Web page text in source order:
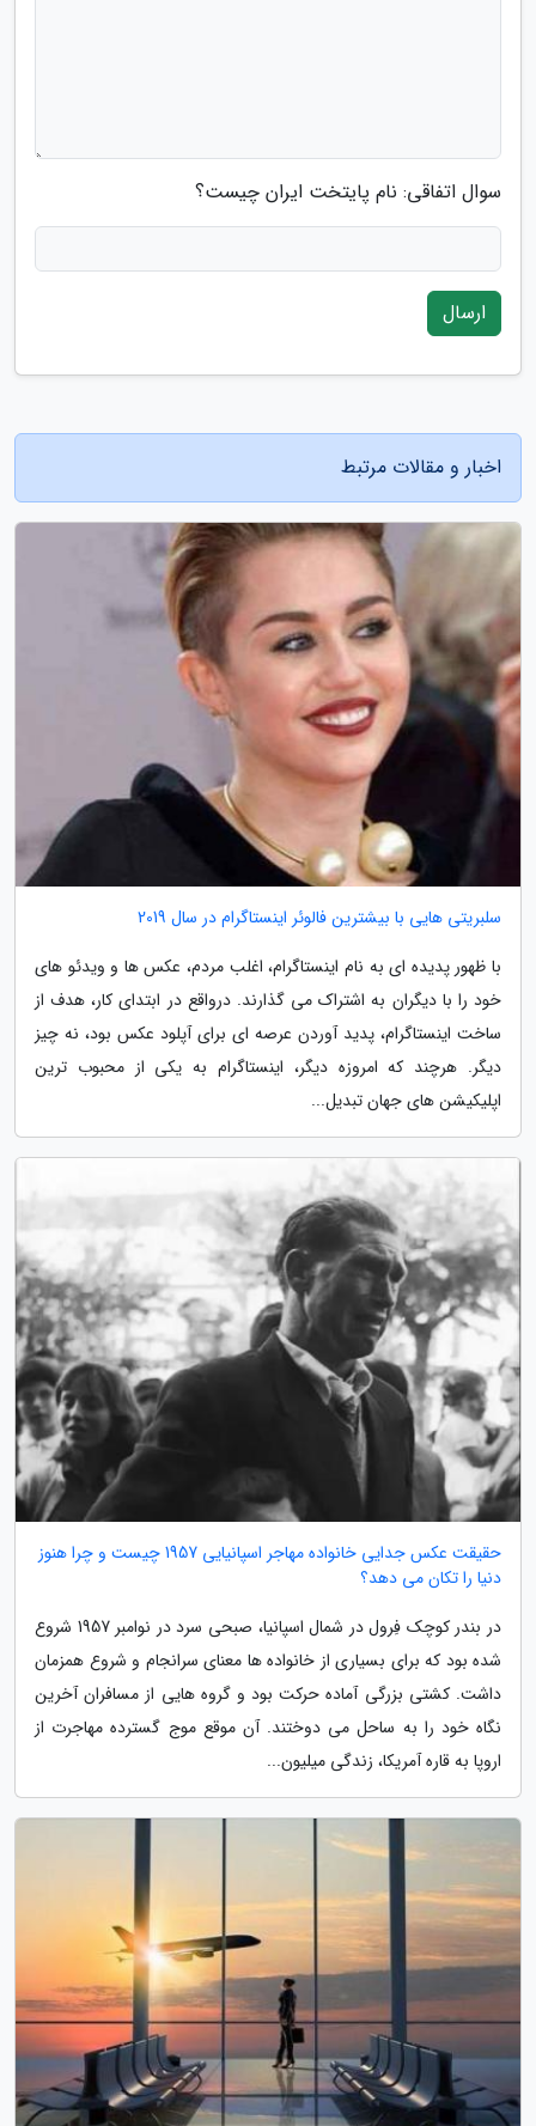
سوال اتفاقی: نام پایتخت ایران چیست؟
ارسال
اخبار و مقالات مرتبط
سلبریتی هایی با بیشترین فالوئر اینستاگرام در سال 2019
با ظهور پدیده ای به نام اینستاگرام، اغلب مردم، عکس ها و ویدئو های
خود را با دیگران به اشتراک می گذارند. درواقع در ابتدای کار، هدف از
ساخت اینستاگرام، پدید آوردن عرصه ای برای آپلود عکس بود، نه چیز
دیگر. هرچند که امروزه دیگر، اینستاگرام به یکی از محبوب ترین
اپلیکیشن های جهان تبدیل...
حقیقت عکس جدایی خانواده مهاجر اسپانیایی 1957 چیست و چرا هنوز
دنیا را تکان می دهد؟
در بندر کوچک فِرول در شمال اسپانیا، صبحی سرد در نوامبر 1957 شروع
شده بود که برای بسیاری از خانواده ها معنای سرانجام و شروع همزمان
داشت. کشتی بزرگی آماده حرکت بود و گروه هایی از مسافران آخرین
نگاه خود را به ساحل می دوختند. آن موقع موج گسترده مهاجرت از
اروپا به قاره آمریکا، زندگی میلیون...